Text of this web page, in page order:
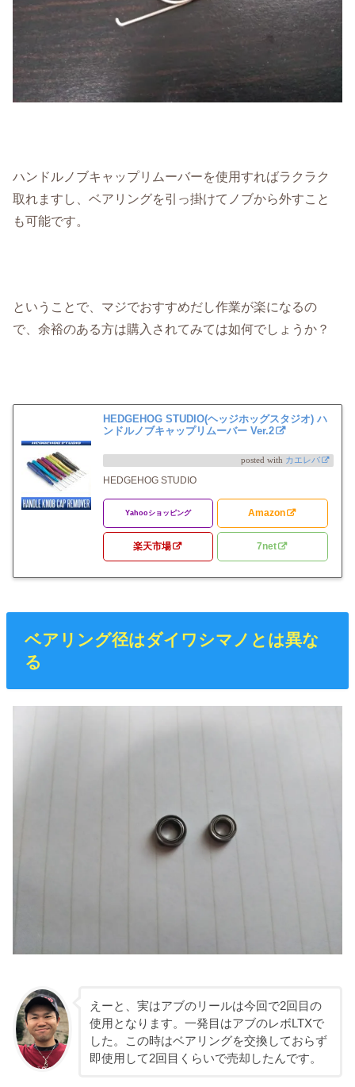
ハンドルノブキャップリムーバーを使用すればラクラク
取れますし、ベアリングを引っ掛けてノブから外すこと
も可能です。
ということで、マジでおすすめだし作業が楽になるの
で、余裕のある方は購入されてみては如何でしょうか？
HEDGEHOG STUDIO(ヘッジホッグスタジオ) ハ
ンドルノブキャップリムーバー Ver.2
posted with カエレバ
HEDGEHOG STUDIO
Yahooショッピング Amazon
楽天市場 7net
ベアリング径はダイワシマノとは異な
る
えーと、実はアブのリールは今回で2回目の
使用となります。一発目はアブのレボLTXで
した。この時はベアリングを交換しておらず
即使用して2回目くらいで売却したんです。